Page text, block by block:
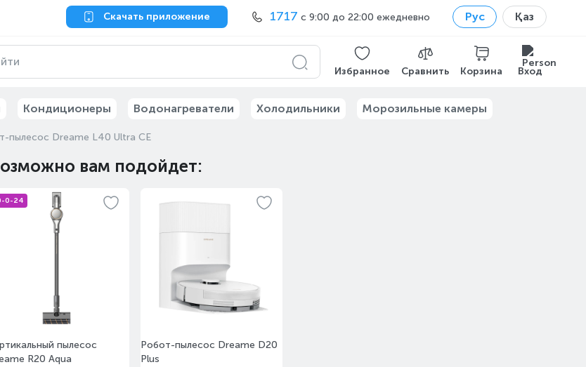
Скачать приложение 1717 с 9:00 до 22:00 ежедневно Рус Қаз
Избранное Сравнить Корзина Вход
Кондиционеры Водонагреватели Холодильники Морозильные камеры
пылесос Dreame L40 Ultra CE
вам подойдет:
0-24
пылесос
R20 Aqua
Робот-пылесос Dreame D20
Plus